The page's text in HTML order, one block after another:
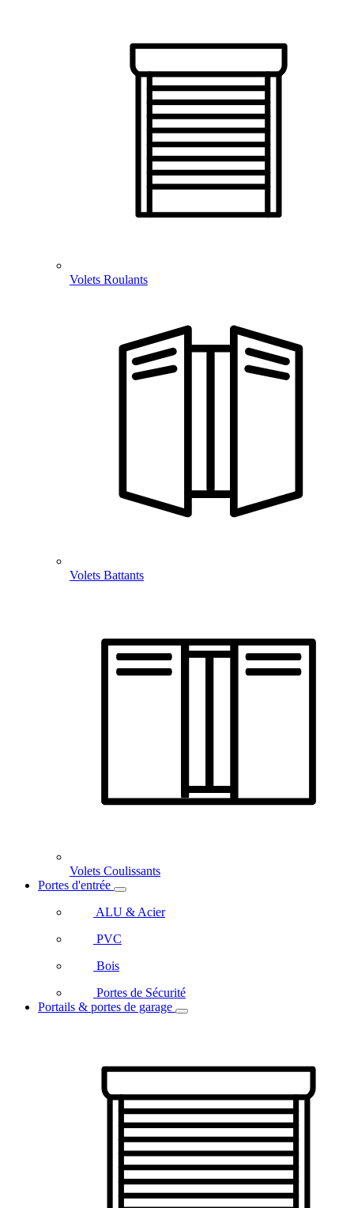
Volets Roulants
Volets Battants
Volets Coulissants
Portes d'entrée
ALU & Acier
PVC
Bois
Portes de Sécurité
Portails & portes de garage